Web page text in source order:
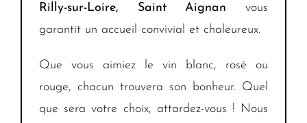
Rilly-sur-Loire, Saint Aignan vous
garantit un accueil convivial et chaleureux.
Que vous aimiez le vin blanc, rosé ou
rouge, chacun trouvera son bonheur. Quel
que sera votre choix, attardez-vous ! Nous